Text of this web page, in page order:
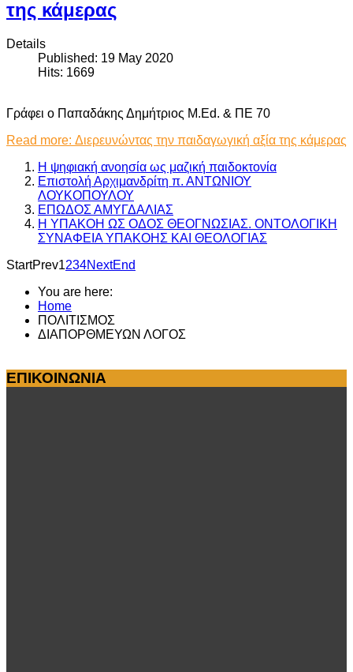
της κάμερας
Details
Published: 19 May 2020
Hits: 1669
Γράφει ο Παπαδάκης Δημήτριος M.Ed. & ΠΕ 70
Read more: Διερευνώντας την παιδαγωγική αξία της κάμερας
Η ψηφιακή ανοησία ως μαζική παιδοκτονία
Επιστολή Αρχιμανδρίτη π. ΑΝΤΩΝΙΟΥ
ΛΟΥΚΟΠΟΥΛΟΥ
ΕΠΩΔΟΣ ΑΜΥΓΔΑΛΙΑΣ
Η ΥΠΑΚΟΗ ΩΣ ΟΔΟΣ ΘΕΟΓΝΩΣΙΑΣ. ΟΝΤΟΛΟΓΙΚΗ
ΣΥΝΑΦΕΙΑ ΥΠΑΚΟΗΣ ΚΑΙ ΘΕΟΛΟΓΙΑΣ
StartPrev1234NextEnd
You are here:
Home
ΠΟΛΙΤΙΣΜΟΣ
ΔΙΑΠΟΡΘΜΕΥΩΝ ΛΟΓΟΣ
ΕΠΙΚΟΙΝΩΝΙΑ